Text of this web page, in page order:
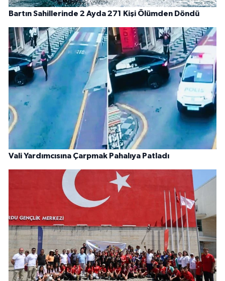
Bartın Sahillerinde 2 Ayda 271 Kişi Ölümden Döndü
Vali Yardımcısına Çarpmak Pahalıya Patladı